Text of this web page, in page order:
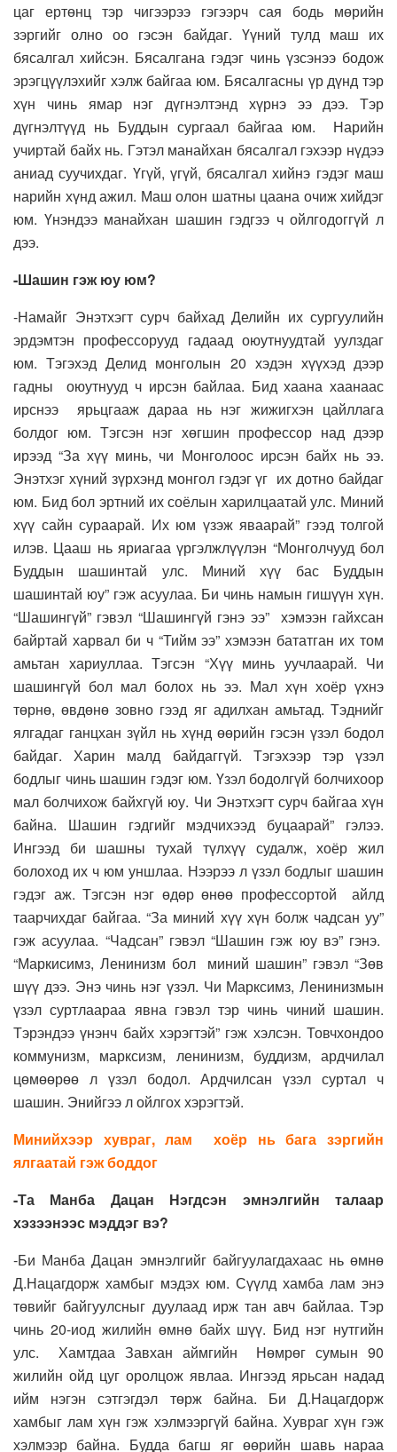
цаг ертөнц тэр чигээрээ гэгээрч сая бодь мөрийн
зэргийг олно оо гэсэн байдаг. Үүний тулд маш их
бясалгал хийсэн. Бясалгана гэдэг чинь үзсэнээ бодож
эрэгцүүлэхийг хэлж байгаа юм. Бясалгасны үр дүнд тэр
хүн чинь ямар нэг дүгнэлтэнд хүрнэ ээ дээ. Тэр
дүгнэлтүүд нь Буддын сургаал байгаа юм. Нарийн
учиртай байх нь. Гэтэл манайхан бясалгал гэхээр нүдээ
аниад суучихдаг. Үгүй, үгүй, бясалгал хийнэ гэдэг маш
нарийн хүнд ажил. Маш олон шатны цаана очиж хийдэг
юм. Үнэндээ манайхан шашин гэдгээ ч ойлгодоггүй л
дээ.
-Шашин гэж юу юм?
-Намайг Энэтхэгт сурч байхад Делийн их сургуулийн
эрдэмтэн профессорууд гадаад оюутнуудтай уулздаг
юм. Тэгэхэд Делид монголын 20 хэдэн хүүхэд дээр
гадны оюутнууд ч ирсэн байлаа. Бид хаана хаанаас
ирснээ ярьцгааж дараа нь нэг жижигхэн цайллага
болдог юм. Тэгсэн нэг хөгшин профессор над дээр
ирээд “За хүү минь, чи Монголоос ирсэн байх нь ээ.
Энэтхэг хүний зүрхэнд монгол гэдэг үг их дотно байдаг
юм. Бид бол эртний их соёлын харилцаатай улс. Миний
хүү сайн сураарай. Их юм үзэж яваарай” гээд толгой
илэв. Цааш нь яриагаа үргэлжлүүлэн “Монголчууд бол
Буддын шашинтай улс. Миний хүү бас Буддын
шашинтай юу” гэж асуулаа. Би чинь намын гишүүн хүн.
“Шашингүй” гэвэл “Шашингүй гэнэ ээ” хэмээн гайхсан
байртай харвал би ч “Тийм ээ” хэмээн бататган их том
амьтан хариуллаа. Тэгсэн “Хүү минь уучлаарай. Чи
шашингүй бол мал болох нь ээ. Мал хүн хоёр үхнэ
төрнө, өвдөнө зовно гээд яг адилхан амьтад. Тэднийг
ялгадаг ганцхан зүйл нь хүнд өөрийн гэсэн үзэл бодол
байдаг. Харин малд байдаггүй. Тэгэхээр тэр үзэл
бодлыг чинь шашин гэдэг юм. Үзэл бодолгүй болчихоор
мал болчихож байхгүй юу. Чи Энэтхэгт сурч байгаа хүн
байна. Шашин гэдгийг мэдчихээд буцаарай” гэлээ.
Ингээд би шашны тухай түлхүү судалж, хоёр жил
болоход их ч юм уншлаа. Нээрээ л үзэл бодлыг шашин
гэдэг аж. Тэгсэн нэг өдөр өнөө профессортой айлд
таарчихдаг байгаа. “За миний хүү хүн болж чадсан уу”
гэж асуулаа. “Чадсан” гэвэл “Шашин гэж юу вэ” гэнэ.
“Маркисимз, Ленинизм бол миний шашин” гэвэл “Зөв
шүү дээ. Энэ чинь нэг үзэл. Чи Марксимз, Ленинизмын
үзэл суртлаараа явна гэвэл тэр чинь чиний шашин.
Тэрэндээ үнэнч байх хэрэгтэй” гэж хэлсэн. Товчхондоо
коммунизм, марксизм, ленинизм, буддизм, ардчилал
цөмөөрөө л үзэл бодол. Ардчилсан үзэл суртал ч
шашин. Энийгээ л ойлгох хэрэгтэй.
Минийхээр хувраг, лам хоёр нь бага зэргийн
ялгаатай гэж боддог
-Та Манба Дацан Нэгдсэн эмнэлгийн талаар
хэзээнээс мэддэг вэ?
-Би Манба Дацан эмнэлгийг байгуулагдахаас нь өмнө
Д.Нацагдорж хамбыг мэдэх юм. Сүүлд хамба лам энэ
төвийг байгуулсныг дуулаад ирж тан авч байлаа. Тэр
чинь 20-иод жилийн өмнө байх шүү. Бид нэг нутгийн
улс. Хамтдаа Завхан аймгийн Нөмрөг сумын 90
жилийн ойд цуг оролцож явлаа. Ингээд ярьсан надад
ийм нэгэн сэтгэгдэл төрж байна. Би Д.Нацагдорж
хамбыг лам хүн гэж хэлмээргүй байна. Хувраг хүн гэж
хэлмээр байна. Будда багш яг өөрийн шавь нараа